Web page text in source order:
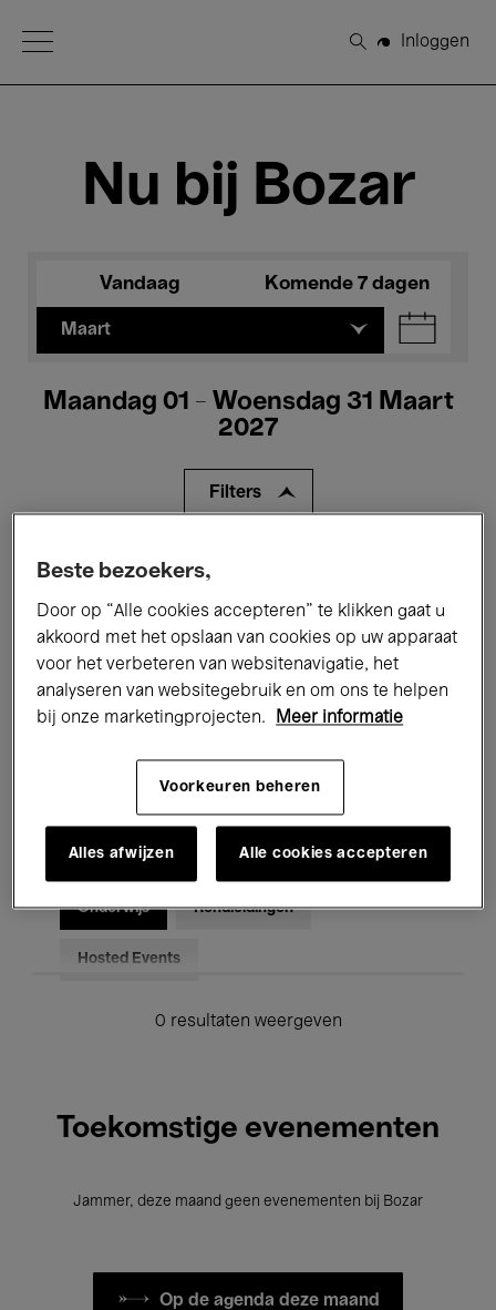
Open Menu
Zoeken
Inloggen
Nu bij Bozar
Vandaag Komende 7 dagen
Maart
Maandag 01 - Woensdag 31 Maart
2027
Filters
Alle evenementen
Tentoonstellingen Films
Performances Lezingen & Debatten
Jazz Klassieke Muziek Global Music
Voor iedereen Kids’ Palace
Onderwijs Rondleidingen
Hosted Events
0 resultaten weergeven
Toekomstige evenementen
Jammer, deze maand geen evenementen bij Bozar
Op de agenda deze maand
Beste bezoekers,
Door op “Alle cookies accepteren” te klikken gaat u
akkoord met het opslaan van cookies op uw apparaat
voor het verbeteren van websitenavigatie, het
analyseren van websitegebruik en om ons te helpen
bij onze marketingprojecten.
Meer informatie
Voorkeuren beheren
Alles afwijzen Alle cookies accepteren